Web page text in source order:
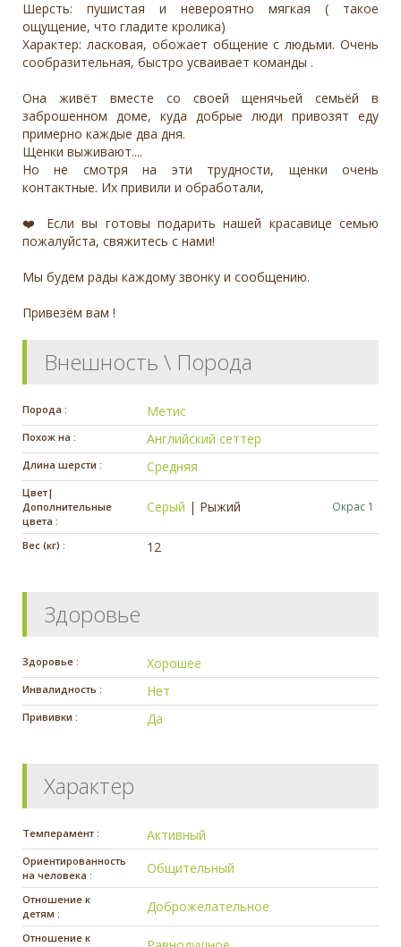
Шерсть: пушистая и невероятно мягкая ( такое
ощущение, что гладите кролика)
Характер: ласковая, обожает общение с людьми. Очень
сообразительная, быстро усваивает команды .
Она живёт вместе со своей щенячьей семьёй в
заброшенном доме, куда добрые люди привозят еду
примерно каждые два дня.
Щенки выживают....
Но не смотря на эти трудности, щенки очень
контактные. Их привили и обработали,
❤️ Если вы готовы подарить нашей красавице семью
пожалуйста, свяжитесь с нами!
Мы будем рады каждому звонку и сообщению.
Привезём вам !
Внешность \ Порода
Порода : Метис
Похож на : Английский сеттер
Длина шерсти : Средняя
Цвет|
Дополнительные
цвета :
Серый | Рыжий Окрас 1
Вес (кг) : 12
Здоровье
Здоровье : Хорошее
Инвалидность : Нет
Прививки : Да
Характер
Темперамент : Активный
Ориентированность
на человека :
Общительный
Отношение к
детям :
Доброжелательное
Отношение к